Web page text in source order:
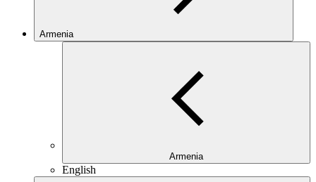
Armenia
Armenia
English